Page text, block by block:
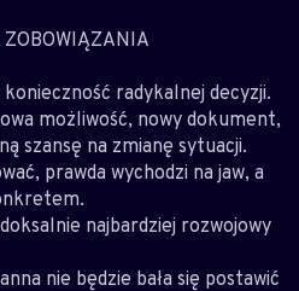
radykalnej decyzji.
możliwość, nowy dokument,
szansę na zmianę sytuacji.
prawda wychodzi na jaw, a
najbardziej rozwojowy
nie będzie bała się postawić